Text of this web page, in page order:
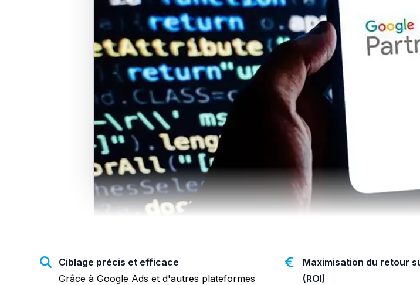
Ciblage précis et efficace
Grâce à Google Ads et d'autres plateformes
Maximisation du retour
(ROI)